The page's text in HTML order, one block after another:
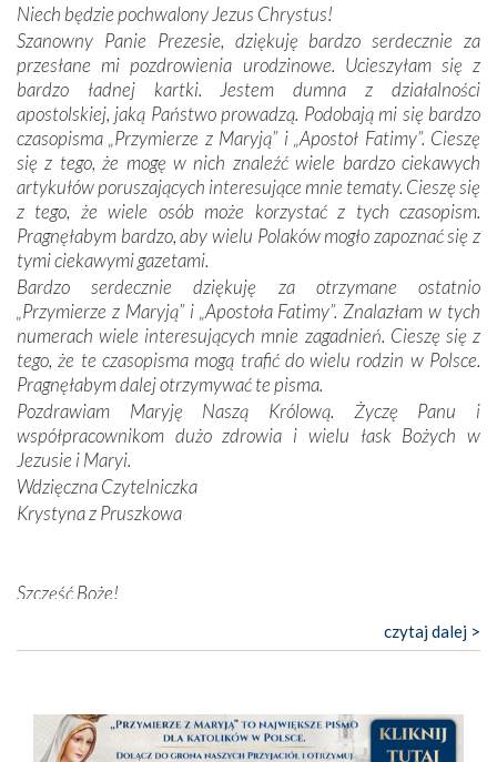
mieliśmy okazję przekonać się, że Maryja swoją opieką
otacza nie tylko nasz naród, lecz wszystkie nacje, które
się Jej ufnie oddają, a także każdą osobę, która zawierza
Jej siebie oraz swych bliskich.
Dzieje Portugalii to również historia wierności Bogu i
odstępstw, także w życiu władców. Trudne momenty w
wymiarze tak osobistym, jak i zbiorowym, przypominają o
konieczności ciągłego zabiegania o własną duszę i o łaskę
Opatrzności. Wierność przynosi pomyślność –
przynajmniej w życiu duchowym. Odstępstwo owocuje
nieszczęściem i śmiercią. Te uniwersalne prawdy
przychodziły na myśl, gdy słuchaliśmy opowieści
przewodników o portugalskich monarchach i wodzach,
zwycięskich bitwach i nieszczęśliwych losach grzesznych
kochanków.
Byli tym razem pośród Apostołów Fatimy reprezentanci
każdego spośród żyjących pokoleń. Najmłodszy uczestnik
liczył sobie 13 lat, zaś senior, pan Zdzisław – już 94.
Całe życie marzyłem, by tu przyjechać
Nasza pielgrzymka nie byłaby tak bogata w duchową treść
Oprócz zapewnienia nam możliwości codziennego
pięknych pieśni.
Niech będzie pochwalony Jezus Chrystus!
Szanowny Panie Prezesie, dziękuję bardzo serdecznie za
przesłane mi pozdrowienia urodzinowe. Ucieszyłam się z
bardzo ładnej kartki. Jestem dumna z działalności
apostolskiej, jaką Państwo prowadzą. Podobają mi się bardzo
czasopisma „Przymierze z Maryją” i „Apostoł Fatimy”. Cieszę
się z tego, że mogę w nich znaleźć wiele bardzo ciekawych
artykułów poruszających interesujące mnie tematy. Cieszę się
z tego, że wiele osób może korzystać z tych czasopism.
Pragnęłabym bardzo, aby wielu Polaków mogło zapoznać się z
tymi ciekawymi gazetami.
Bardzo serdecznie dziękuję za otrzymane ostatnio
„Przymierze z Maryją” i „Apostoła Fatimy”. Znalazłam w tych
numerach wiele interesujących mnie zagadnień. Cieszę się z
tego, że te czasopisma mogą trafić do wielu rodzin w Polsce.
Pragnęłabym dalej otrzymywać te pisma.
Pozdrawiam Maryję Naszą Królową. Życzę Panu i
współpracownikom dużo zdrowia i wielu łask Bożych w
Jezusie i Maryi.
Wdzięczna Czytelniczka
Krystyna z Pruszkowa
Szczęść Boże!
to pismo, które bardzo sobie cenię i szanuję. Redagujecie
nas prowadzi!
Barbara
czytaj dalej >